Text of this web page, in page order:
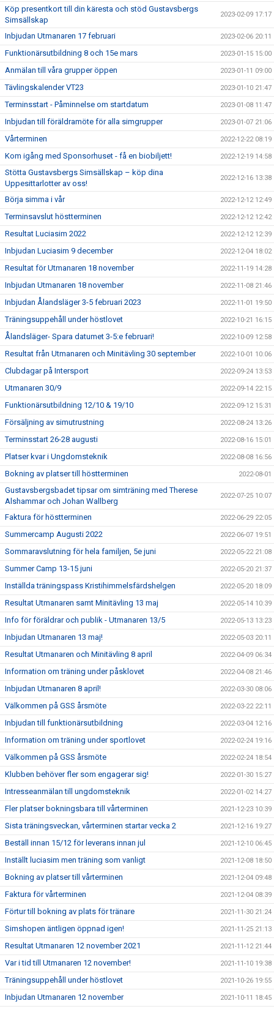
Köp presentkort till din käresta och stöd Gustavsbergs
Simsällskap
2023-02-09 17:17
Inbjudan Utmanaren 17 februari 2023-02-06 20:11
Funktionärsutbildning 8 och 15e mars 2023-01-15 15:00
Anmälan till våra grupper öppen 2023-01-11 09:00
Tävlingskalender VT23 2023-01-10 21:47
Terminsstart - Påminnelse om startdatum 2023-01-08 11:47
Inbjudan till föräldramöte för alla simgrupper 2023-01-07 21:06
Vårterminen 2022-12-22 08:19
Kom igång med Sponsorhuset - få en biobiljett! 2022-12-19 14:58
Stötta Gustavsbergs Simsällskap – köp dina
Uppesittarlotter av oss!
2022-12-16 13:38
Börja simma i vår 2022-12-12 12:49
Terminsavslut höstterminen 2022-12-12 12:42
Resultat Luciasim 2022 2022-12-12 12:39
Inbjudan Luciasim 9 december 2022-12-04 18:02
Resultat för Utmanaren 18 november 2022-11-19 14:28
Inbjudan Utmanaren 18 november 2022-11-08 21:46
Inbjudan Ålandsläger 3-5 februari 2023 2022-11-01 19:50
Träningsuppehåll under höstlovet 2022-10-21 16:15
Ålandsläger- Spara datumet 3-5:e februari! 2022-10-09 12:58
Resultat från Utmanaren och Minitävling 30 september 2022-10-01 10:06
Clubdagar på Intersport 2022-09-24 13:53
Utmanaren 30/9 2022-09-14 22:15
Funktionärsutbildning 12/10 & 19/10 2022-09-12 15:31
Försäljning av simutrustning 2022-08-24 13:26
Terminsstart 26-28 augusti 2022-08-16 15:01
Platser kvar i Ungdomsteknik 2022-08-08 16:56
Bokning av platser till höstterminen 2022-08-01
Gustavsbergsbadet tipsar om simträning med Therese
Alshammar och Johan Wallberg
2022-07-25 10:07
Faktura för höstterminen 2022-06-29 22:05
Summercamp Augusti 2022 2022-06-07 19:51
Sommaravslutning för hela familjen, 5e juni 2022-05-22 21:08
Summer Camp 13-15 juni 2022-05-20 21:37
Inställda träningspass Kristihimmelsfärdshelgen 2022-05-20 18:09
Resultat Utmanaren samt Minitävling 13 maj 2022-05-14 10:39
Info för föräldrar och publik - Utmanaren 13/5 2022-05-13 13:23
Inbjudan Utmanaren 13 maj! 2022-05-03 20:11
Resultat Utmanaren och Minitävling 8 april 2022-04-09 06:34
Information om träning under påsklovet 2022-04-08 21:46
Inbjudan Utmanaren 8 april! 2022-03-30 08:06
Välkommen på GSS årsmöte 2022-03-22 22:11
Inbjudan till funktionärsutbildning 2022-03-04 12:16
Information om träning under sportlovet 2022-02-24 19:16
Välkommen på GSS årsmöte 2022-02-24 18:54
Klubben behöver fler som engagerar sig! 2022-01-30 15:27
Intresseanmälan till ungdomsteknik 2022-01-02 14:27
Fler platser bokningsbara till vårterminen 2021-12-23 10:39
Sista träningsveckan, vårterminen startar vecka 2 2021-12-16 19:27
Beställ innan 15/12 för leverans innan jul 2021-12-10 06:45
Inställt luciasim men träning som vanligt 2021-12-08 18:50
Bokning av platser till vårterminen 2021-12-04 09:48
Faktura för vårterminen 2021-12-04 08:39
Förtur till bokning av plats för tränare 2021-11-30 21:24
Simshopen äntligen öppnad igen! 2021-11-25 21:13
Resultat Utmanaren 12 november 2021 2021-11-12 21:44
Var i tid till Utmanaren 12 november! 2021-11-10 19:38
Träningsuppehåll under höstlovet 2021-10-26 19:55
Inbjudan Utmanaren 12 november 2021-10-11 18:45